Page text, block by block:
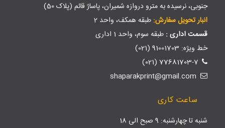
جنوبی، نرسیده به مترو دروازه شمیران، پاساژ قائم (پلاک 50)
انبار تحویل سفارش: طبقه همکف، واحد 2
قسمت اداری : طبقه سوم، واحد 1 اداری
خط ویژه: 91001703 (021)
77681703-7 (021)
ساعت کاری
شنبه تا چهارشنبه: 9 صبح الی 18